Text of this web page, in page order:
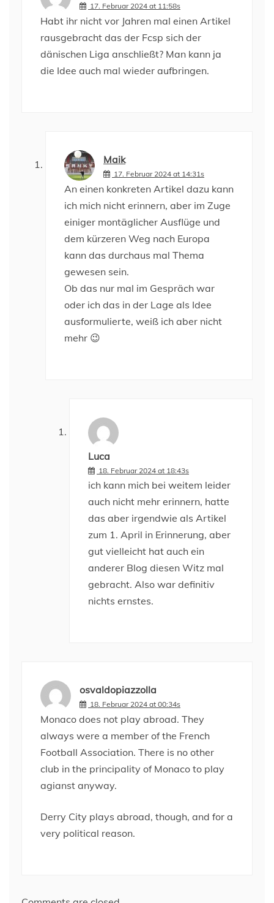
17. Februar 2024 at 11:58s
Habt ihr nicht vor Jahren mal einen Artikel
rausgebracht das der Fcsp sich der
dänischen Liga anschließt? Man kann ja
die Idee auch mal wieder aufbringen.
Maik
17. Februar 2024 at 14:31s
An einen konkreten Artikel dazu kann
ich mich nicht erinnern, aber im Zuge
einiger montäglicher Ausflüge und
dem kürzeren Weg nach Europa
kann das durchaus mal Thema
gewesen sein.
Ob das nur mal im Gespräch war
oder ich das in der Lage als Idee
ausformulierte, weiß ich aber nicht
mehr 😉
Luca
18. Februar 2024 at 18:43s
ich kann mich bei weitem leider
auch nicht mehr erinnern, hatte
das aber irgendwie als Artikel
zum 1. April in Erinnerung, aber
gut vielleicht hat auch ein
anderer Blog diesen Witz mal
gebracht. Also war definitiv
nichts ernstes.
osvaldopiazzolla
18. Februar 2024 at 00:34s
Monaco does not play abroad. They
always were a member of the French
Football Association. There is no other
club in the principality of Monaco to play
agianst anyway.
Derry City plays abroad, though, and for a
very political reason.